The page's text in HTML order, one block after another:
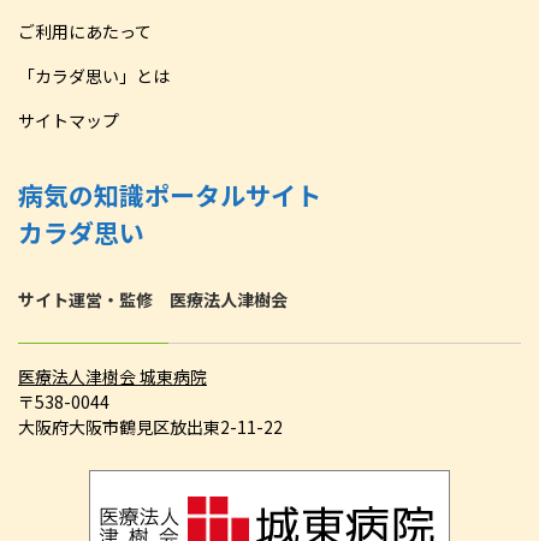
ご利用にあたって
「カラダ思い」とは
サイトマップ
病気の知識ポータルサイト
カラダ思い
サイト運営・監修 医療法人津樹会
医療法人津樹会 城東病院
〒538-0044
大阪府大阪市鶴見区放出東2-11-22